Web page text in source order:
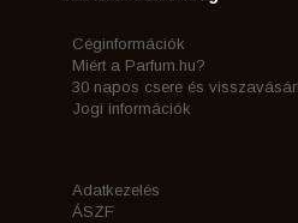
Céginformációk
Miért a Parfum.hu?
30 napos csere és
Jogi információk
Adatkezelés
ÁSZF